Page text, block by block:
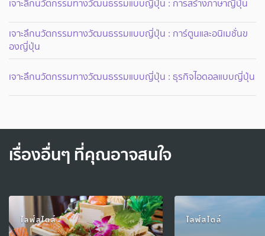
เจาะลึกนวัตกรรมทางวัฒนธรรมแบบญี่ปุ่น : การสร้างภาษาญี่ปุ่น
เจาะลึกนวัตกรรมทางวัฒนธรรมแบบญี่ปุ่น : การ์ตูนและอนิเมชั่นข
องญี่ปุ่น
เจาะลึกนวัตกรรมทางวัฒนธรรมแบบญี่ปุ่น : ธุรกิจไอดอลแบบญี่ปุ่น
เรื่องอื่นๆ ที่คุณอาจสนใจ
ไลฟ์สไตล์ ไลฟ์สไตล์